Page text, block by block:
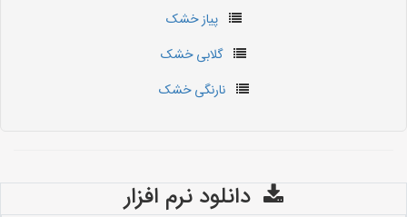
پیاز خشک
گلابی خشک
نارنگی خشک
دانلود نرم افزار